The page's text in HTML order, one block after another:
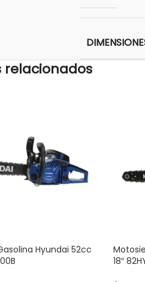
relacionados
Hyundai 52cc
18″